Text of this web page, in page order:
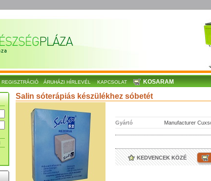
REGISZTRÁCIÓ ÁRUHÁZI HÍRLEVÉL KAPCSOLAT KOSARAM
Salin sóterápiás készülékhez sóbetét
Gyártó Manufacturer
KEDVENCEK KÖZÉ